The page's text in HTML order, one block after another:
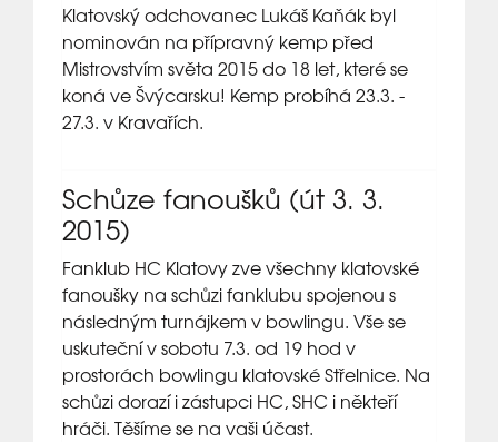
Klatovský odchovanec Lukáš Kaňák byl
nominován na přípravný kemp před
Mistrovstvím světa 2015 do 18 let, které se
koná ve Švýcarsku! Kemp probíhá 23.3. -
27.3. v Kravařích.
Schůze fanoušků (út 3. 3.
2015)
Fanklub HC Klatovy zve všechny klatovské
fanoušky na schůzi fanklubu spojenou s
následným turnájkem v bowlingu. Vše se
uskuteční v sobotu 7.3. od 19 hod v
prostorách bowlingu klatovské Střelnice. Na
schůzi dorazí i zástupci HC, SHC i někteří
hráči. Těšíme se na vaši účast.